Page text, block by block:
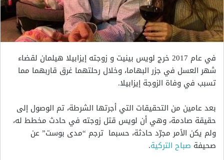
في عام 2017 خرج لويس بينيت و زوجته إيزابيلا هيلمان لقضاء
شهر العسل في جزر البهاما، وخلال رحلتهما غرق قاربهما مما
تسبب في وفاة الزوجة إيزابيلا.
بعد عامين من التحقيقات التي أجرتها الشرطة، تم الوصول إلى
حقيقة صادمة، وهي أن لويس قتل زوجته في حادث مخطط له،
ولم يكن الأمر مجرّد حادثة، حسبما ترجم “مدى بوست” عن
صحيفة صباح التركية.